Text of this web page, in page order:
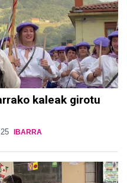
kaleak girotu
IBARRA